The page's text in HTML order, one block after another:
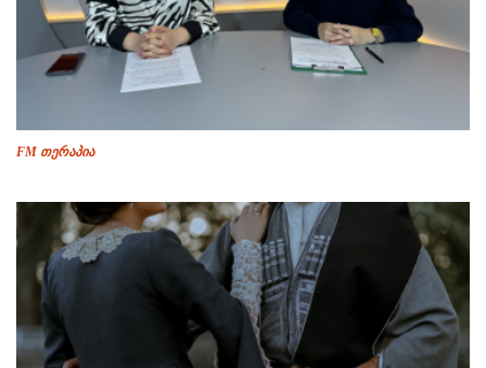
FM თერაპია